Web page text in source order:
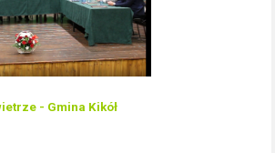
- Gmina Kikół